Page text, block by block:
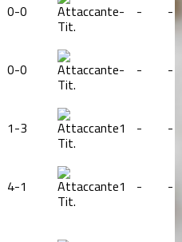
0-0
Tit.
- - -
0-0
Tit.
- - -
1-3
Tit.
1 - -
4-1
Tit.
1 - -